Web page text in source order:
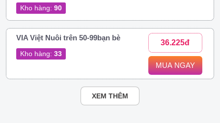
Kho hàng: 90
VIA Việt Nuôi trên 50-99bạn bè
Kho hàng: 33
36.225đ
MUA NGAY
XEM THÊM